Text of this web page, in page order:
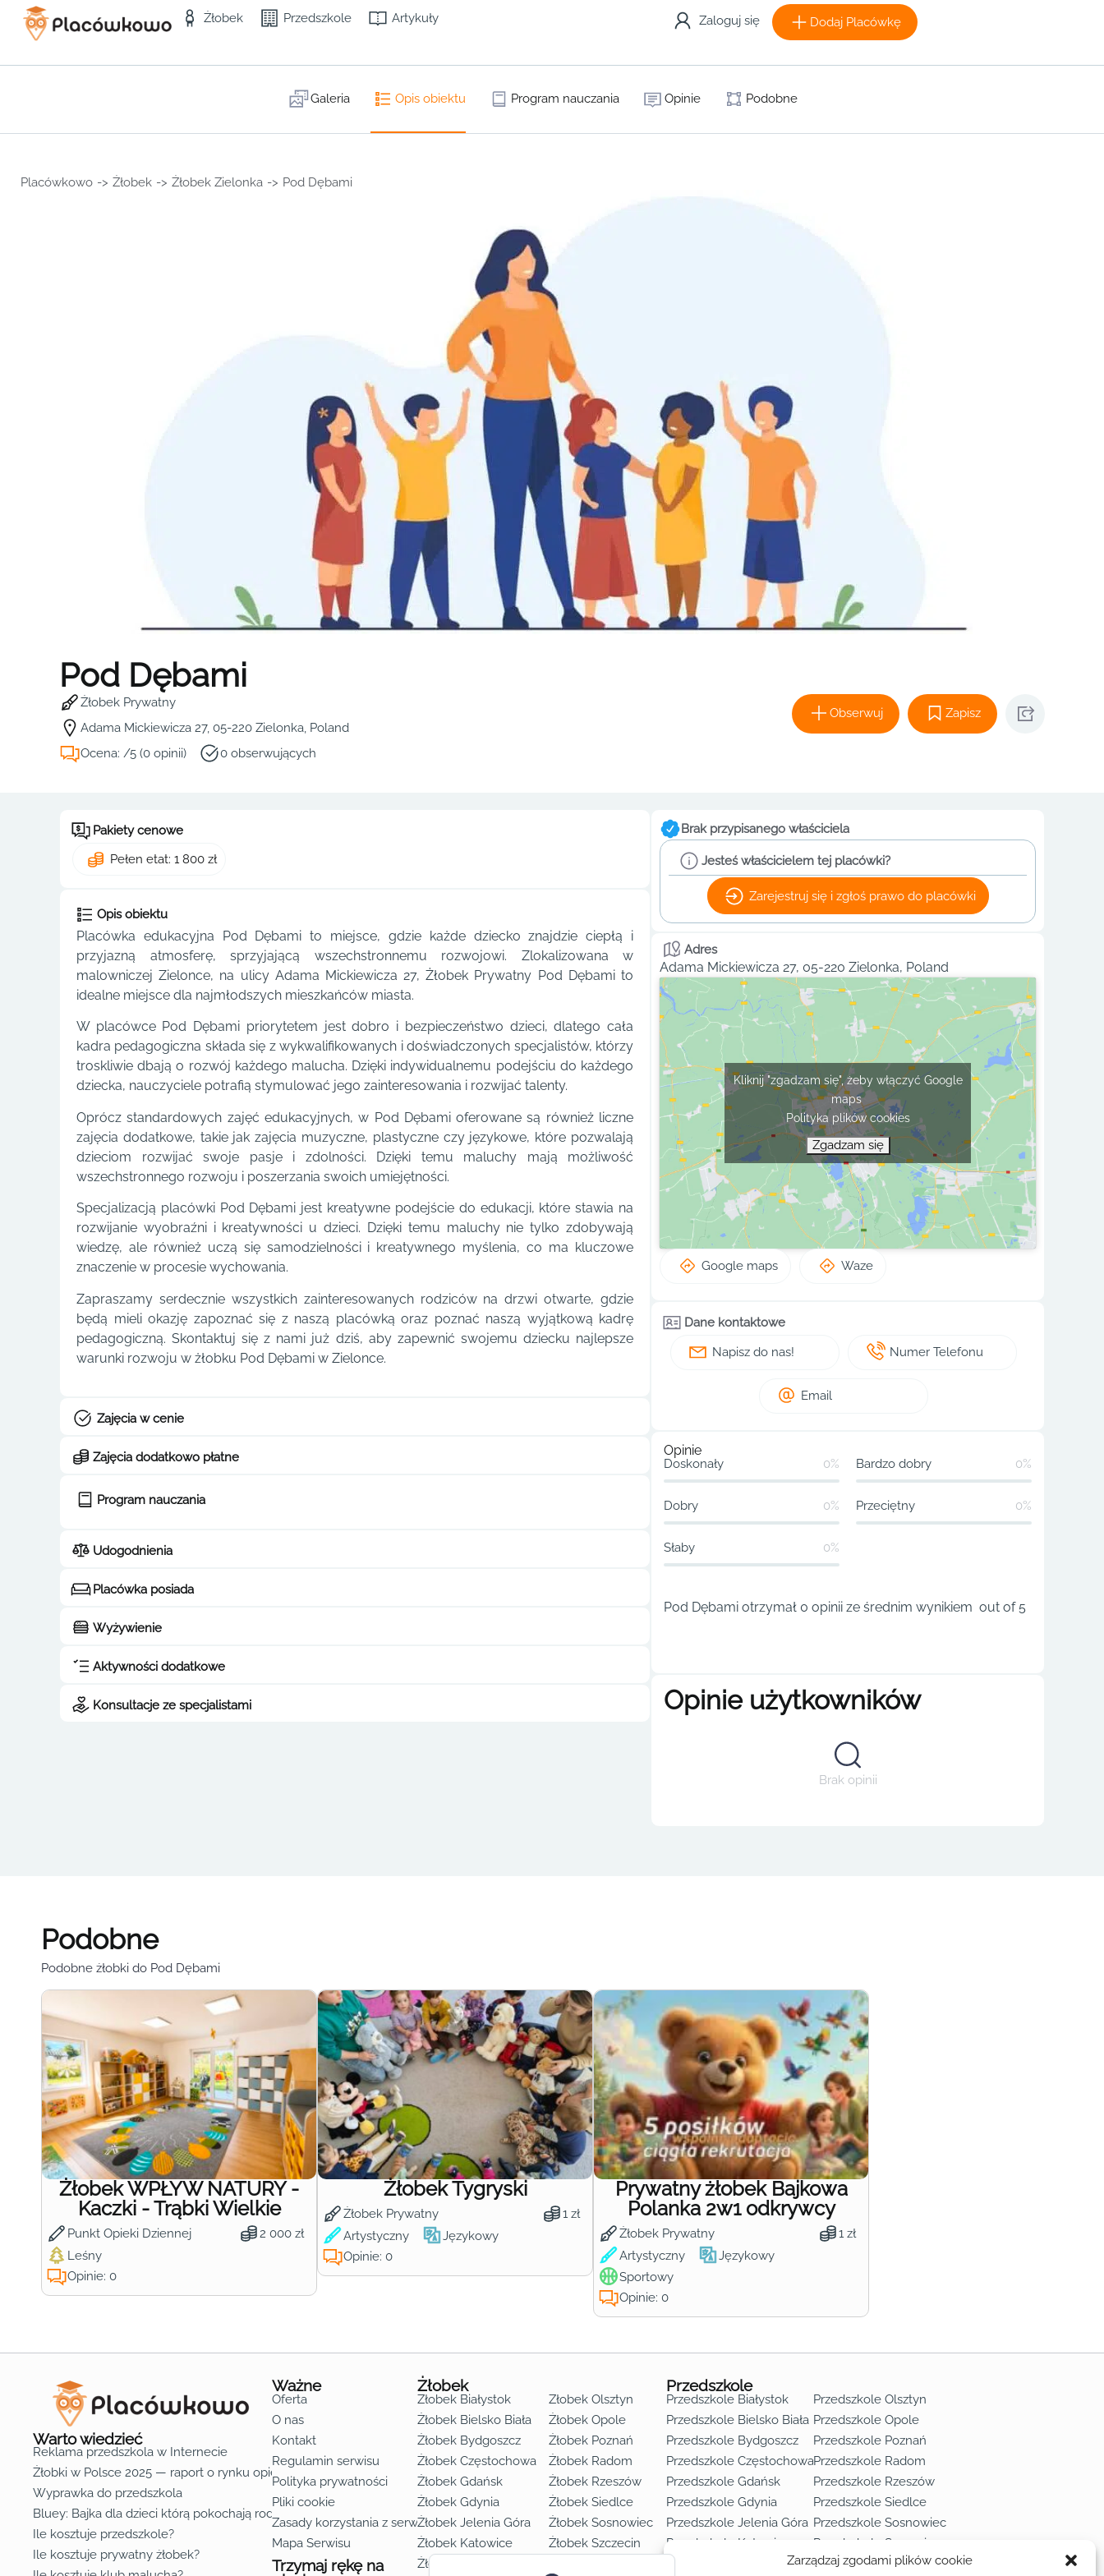
Zarządzaj zgodami plików cookie
Żłobek Przedszkole Artykuły Zaloguj się Dodaj Placówkę
Galeria Opis obiektu Program nauczania Opinie Podobne
Placówkowo -> Żłobek -> Żłobek Zielonka -> Pod Dębami
Pod Dębami
Żłobek Prywatny
Adama Mickiewicza 27, 05-220 Zielonka, Poland
Ocena: /5 (0 opinii)
0 obserwujących
Obserwuj Zapisz
Pakiety cenowe
Pełen etat: 1 800 zł
Opis obiektu
Placówka edukacyjna Pod Dębami to miejsce, gdzie każde dziecko znajdzie ciepłą i
przyjazną atmosferę, sprzyjającą wszechstronnemu rozwojowi. Zlokalizowana w
malowniczej Zielonce, na ulicy Adama Mickiewicza 27, Żłobek Prywatny Pod Dębami to
idealne miejsce dla najmłodszych mieszkańców miasta.
W placówce Pod Dębami priorytetem jest dobro i bezpieczeństwo dzieci, dlatego cała
kadra pedagogiczna składa się z wykwalifikowanych i doświadczonych specjalistów, którzy
troskliwie dbają o rozwój każdego malucha. Dzięki indywidualnemu podejściu do każdego
dziecka, nauczyciele potrafią stymulować jego zainteresowania i rozwijać talenty.
Oprócz standardowych zajęć edukacyjnych, w Pod Dębami oferowane są również liczne
zajęcia dodatkowe, takie jak zajęcia muzyczne, plastyczne czy językowe, które pozwalają
dzieciom rozwijać swoje pasje i zdolności. Dzięki temu maluchy mają możliwość
wszechstronnego rozwoju i poszerzania swoich umiejętności.
Specjalizacją placówki Pod Dębami jest kreatywne podejście do edukacji, które stawia na
rozwijanie wyobraźni i kreatywności u dzieci. Dzięki temu maluchy nie tylko zdobywają
wiedzę, ale również uczą się samodzielności i kreatywnego myślenia, co ma kluczowe
znaczenie w procesie wychowania.
Zapraszamy serdecznie wszystkich zainteresowanych rodziców na drzwi otwarte, gdzie
będą mieli okazję zapoznać się z naszą placówką oraz poznać naszą wyjątkową kadrę
pedagogiczną. Skontaktuj się z nami już dziś, aby zapewnić swojemu dziecku najlepsze
warunki rozwoju w żłobku Pod Dębami w Zielonce.
Zajęcia w cenie
Zajęcia dodatkowo płatne
Program nauczania
Udogodnienia
Placówka posiada
Wyżywienie
Aktywności dodatkowe
Konsultacje ze specjalistami
Brak przypisanego właściciela
Jesteś właścicielem tej placówki?
Zarejestruj się i zgłoś prawo do placówki
Adres
Adama Mickiewicza 27, 05-220 Zielonka, Poland
Kliknij "zgadzam się", żeby włączyć Google
maps
Polityka plików cookies
Zgadzam się
Google maps Waze
Dane kontaktowe
Napisz do nas!
Numer Telefonu
Email
Opinie
Doskonały 0% Bardzo dobry 0%
Dobry 0% Przeciętny 0%
Słaby 0%
Pod Dębami otrzymał 0 opinii ze średnim wynikiem out of 5
Opinie użytkowników
Brak opinii
Podobne
Podobne żłobki do Pod Dębami
Żłobek WPŁYW NATURY -
Kaczki - Trąbki Wielkie
Punkt Opieki Dziennej 2 000 zł
Leśny
Opinie: 0
Żłobek Tygryski
Żłobek Prywatny 1 zł
Artystyczny Językowy
Opinie: 0
Prywatny żłobek Bajkowa
Polanka 2w1 odkrywcy
Żłobek Prywatny 1 zł
Artystyczny
Językowy
Sportowy
Opinie: 0
Warto wiedzieć
Reklama przedszkola w Internecie
Żłobki w Polsce 2025 — raport o rynku opieki nad dziećmi do lat 3
Wyprawka do przedszkola
Bluey: Bajka dla dzieci którą pokochają rodzice
Ile kosztuje przedszkole?
Ile kosztuje prywatny żłobek?
Ważne
Oferta
O nas
Kontakt
Regulamin serwisu
Polityka prywatności
Pliki cookie
Zasady korzystania z serwisu
Mapa Serwisu
Trzymaj rękę na
Żłobek
Żłobek Białystok
Żłobek Bielsko Biała
Żłobek Bydgoszcz
Żłobek Częstochowa
Żłobek Gdańsk
Żłobek Gdynia
Żłobek Jelenia Góra
Żłobek Katowice
Żłobek Kielce
Żłobek Olsztyn
Żłobek Opole
Żłobek Poznań
Żłobek Radom
Żłobek Rzeszów
Żłobek Siedlce
Żłobek Sosnowiec
Żłobek Szczecin
Przedszkole
Przedszkole Białystok
Przedszkole Bielsko Biała
Przedszkole Bydgoszcz
Przedszkole Częstochowa
Przedszkole Gdańsk
Przedszkole Gdynia
Przedszkole Jelenia Góra
Przedszkole Katowice
Przedszkole Olsztyn
Przedszkole Opole
Przedszkole Poznań
Przedszkole Radom
Przedszkole Rzeszów
Przedszkole Siedlce
Przedszkole Sosnowiec
Przedszkole Szczecin
Przedszkole Toruń